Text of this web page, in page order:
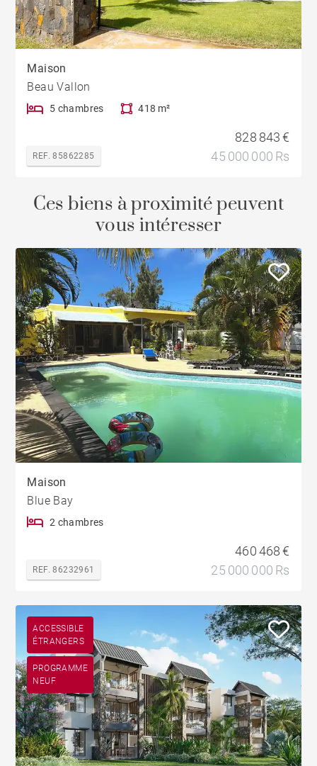
Maison
Beau Vallon
5 chambres 418 m²
REF. 85862285
828 843 €
45 000 000 Rs
Ces biens à proximité peuvent
vous intéresser
Maison
Blue Bay
2 chambres
REF. 86232961
460 468 €
25 000 000 Rs
ACCESSIBLE
ÉTRANGERS
PROGRAMME
NEUF